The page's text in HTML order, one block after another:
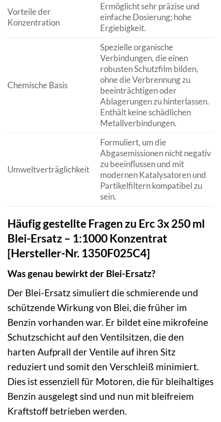
Vorteile der
Konzentration
Ermöglicht sehr präzise und
einfache Dosierung; hohe
Ergiebigkeit.
Chemische Basis
Spezielle organische
Verbindungen, die einen
robusten Schutzfilm bilden,
ohne die Verbrennung zu
beeinträchtigen oder
Ablagerungen zu hinterlassen.
Enthält keine schädlichen
Metallverbindungen.
Umweltverträglichkeit
Formuliert, um die
Abgasemissionen nicht negativ
zu beeinflussen und mit
modernen Katalysatoren und
Partikelfiltern kompatibel zu
sein.
Häufig gestellte Fragen zu Erc 3x 250 ml
Blei-Ersatz – 1:1000 Konzentrat
[Hersteller-Nr. 1350F025C4]
Was genau bewirkt der Blei-Ersatz?
Der Blei-Ersatz simuliert die schmierende und
schützende Wirkung von Blei, die früher im
Benzin vorhanden war. Er bildet eine mikrofeine
Schutzschicht auf den Ventilsitzen, die den
harten Aufprall der Ventile auf ihren Sitz
reduziert und somit den Verschleiß minimiert.
Dies ist essenziell für Motoren, die für bleihaltiges
Benzin ausgelegt sind und nun mit bleifreiem
Kraftstoff betrieben werden.